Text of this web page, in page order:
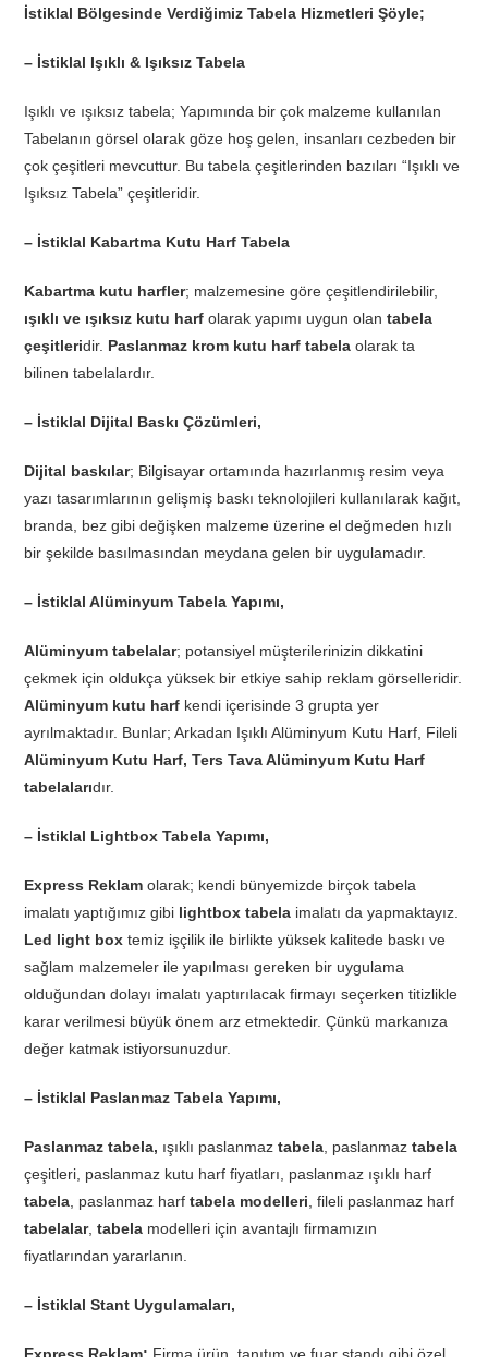
İstiklal Bölgesinde Verdiğimiz Tabela Hizmetleri Şöyle;
– İstiklal Işıklı & Işıksız Tabela
Işıklı ve ışıksız tabela; Yapımında bir çok malzeme kullanılan
Tabelanın görsel olarak göze hoş gelen, insanları cezbeden bir
çok çeşitleri mevcuttur. Bu tabela çeşitlerinden bazıları “Işıklı ve
Işıksız Tabela” çeşitleridir.
– İstiklal Kabartma Kutu Harf Tabela
Kabartma kutu harfler; malzemesine göre çeşitlendirilebilir,
ışıklı ve ışıksız kutu harf olarak yapımı uygun olantabela
çeşitleridir. Paslanmaz krom kutu harf tabela olarak ta
bilinen tabelalardır.
– İstiklal Dijital Baskı Çözümleri,
Dijital baskılar; Bilgisayar ortamında hazırlanmış resim veya
yazı tasarımlarının gelişmiş baskı teknolojileri kullanılarak kağıt,
branda, bez gibi değişken malzeme üzerine el değmeden hızlı
bir şekilde basılmasından meydana gelen bir uygulamadır.
– İstiklal Alüminyum Tabela Yapımı,
Alüminyum tabelalar; potansiyel müşterilerinizin dikkatini
çekmek için oldukça yüksek bir etkiye sahip reklam görselleridir.
Alüminyum kutu harf kendi içerisinde 3 grupta yer
ayrılmaktadır. Bunlar; Arkadan Işıklı Alüminyum Kutu Harf, Fileli
Alüminyum Kutu Harf, Ters Tava Alüminyum Kutu Harf
tabelalarıdır.
– İstiklal Lightbox Tabela Yapımı,
Express Reklam olarak; kendi bünyemizde birçok tabela
imalatı yaptığımız gibi lightbox tabela imalatı da yapmaktayız.
Led light box temiz işçilik ile birlikte yüksek kalitede baskı ve
sağlam malzemeler ile yapılması gereken bir uygulama
olduğundan dolayı imalatı yaptırılacak firmayı seçerken titizlikle
karar verilmesi büyük önem arz etmektedir. Çünkü markanıza
değer katmak istiyorsunuzdur.
– İstiklal Paslanmaz Tabela Yapımı,
Paslanmaz tabela, ışıklı paslanmaztabela , paslanmaztabela
çeşitleri, paslanmaz kutu harf fiyatları, paslanmaz ışıklı harf
tabela , paslanmaz harftabela modelleri , fileli paslanmaz harf
tabelalar,tabela modelleri için avantajlı firmamızın
fiyatlarından yararlanın.
– İstiklal Stant Uygulamaları,